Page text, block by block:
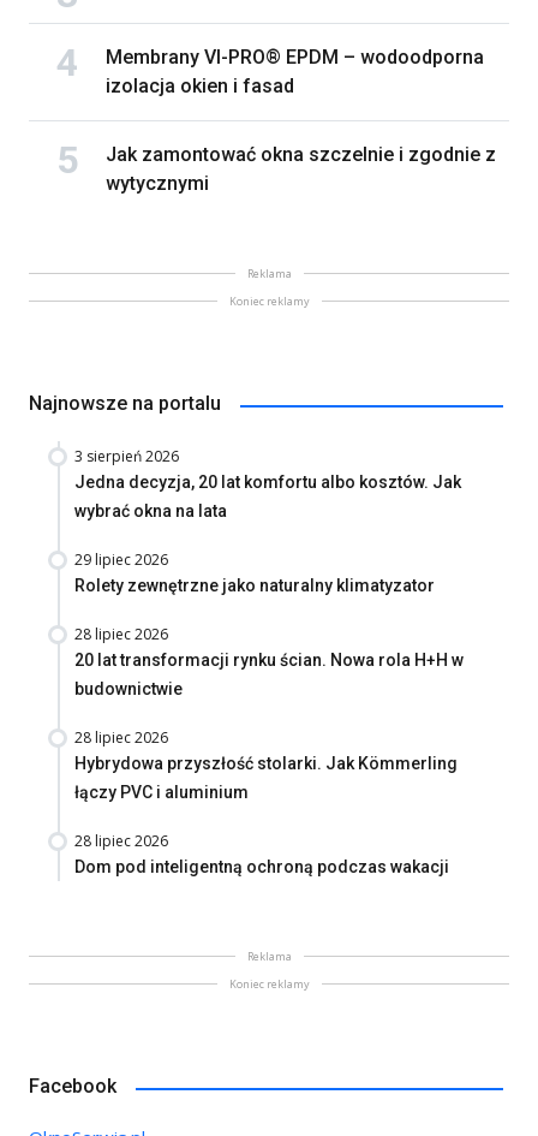
Membrany VI-PRO® EPDM – wodoodporna
izolacja okien i fasad
Jak zamontować okna szczelnie i zgodnie z
wytycznymi
Reklama
Koniec reklamy
Najnowsze na portalu
3 sierpień 2026
Jedna decyzja, 20 lat komfortu albo kosztów. Jak
wybrać okna na lata
29 lipiec 2026
Rolety zewnętrzne jako naturalny klimatyzator
28 lipiec 2026
20 lat transformacji rynku ścian. Nowa rola H+H w
budownictwie
28 lipiec 2026
Hybrydowa przyszłość stolarki. Jak Kömmerling
łączy PVC i aluminium
28 lipiec 2026
Dom pod inteligentną ochroną podczas wakacji
Reklama
Koniec reklamy
Facebook